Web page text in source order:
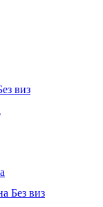
виз
Без виз